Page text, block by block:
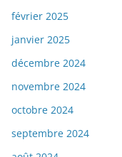
février 2025
janvier 2025
décembre 2024
novembre 2024
octobre 2024
septembre 2024